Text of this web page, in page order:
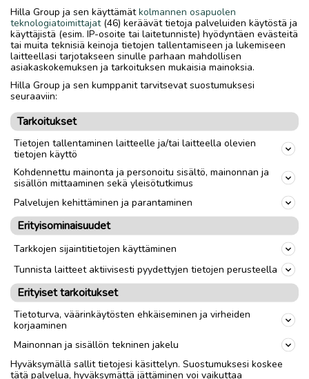
Hilla Group ja sen käyttämätkolmannen osapuolen
teknologiatoimittajat(46) keräävät tietoja palveluiden käytöstä ja
käyttäjistä (esim. IP-osoite tai laitetunniste) hyödyntäen evästeitä
tai muita teknisiä keinoja tietojen tallentamiseen ja lukemiseen
laitteellasi tarjotakseen sinulle parhaan mahdollisen
asiakaskokemuksen ja tarkoituksen mukaisia mainoksia.
Hilla Group ja sen kumppanit tarvitsevat suostumuksesi
seuraaviin:
Tarkoitukset
Tietojen tallentaminen laitteelle ja/tai laitteella olevien
tietojen käyttö
Kohdennettu mainonta ja personoitu sisältö, mainonnan ja
sisällön mittaaminen sekä yleisötutkimus
Palvelujen kehittäminen ja parantaminen
Erityisominaisuudet
Tarkkojen sijaintitietojen käyttäminen
Tunnista laitteet aktiivisesti pyydettyjen tietojen perusteella
Erityiset tarkoitukset
Tietoturva, väärinkäytösten ehkäiseminen ja virheiden
korjaaminen
Mainonnan ja sisällön tekninen jakelu
Hyväksymällä sallit tietojesi käsittelyn. Suostumuksesi koskee
tätä palvelua, hyväksymättä jättäminen voi vaikuttaa